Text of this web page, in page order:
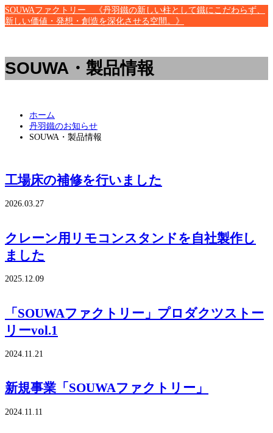
SOUWAファクトリー 《丹羽鐵の新しい柱として鐵にこだわらず、
新しい価値・発想・創造を深化させる空間。》
SOUWA・製品情報
ホーム
丹羽鐵のお知らせ
SOUWA・製品情報
工場床の補修を行いました
2026.03.27
クレーン用リモコンスタンドを自社製作し
ました
2025.12.09
「SOUWAファクトリー」プロダクツストー
リーvol.1
2024.11.21
新規事業「SOUWAファクトリー」
2024.11.11